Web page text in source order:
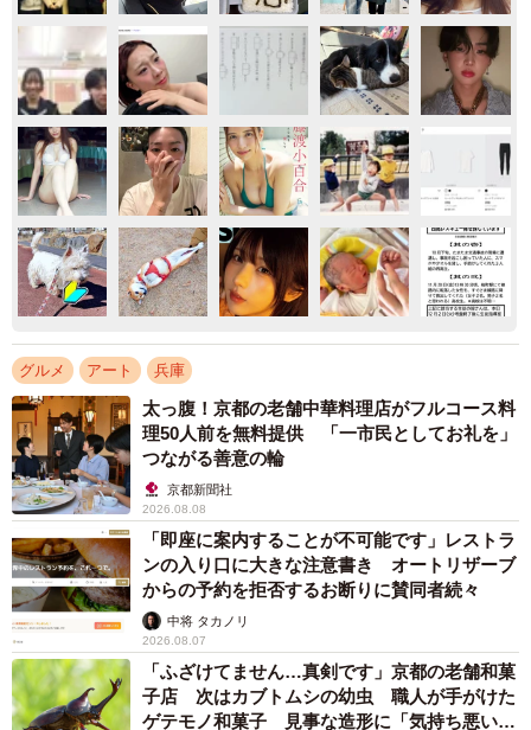
グルメ アート 兵庫
太っ腹！京都の老舗中華料理店がフルコース料
理50人前を無料提供 「一市民としてお礼を」
つながる善意の輪
京都新聞社
2026.08.08
「即座に案内することが不可能です」レストラ
ンの入り口に大きな注意書き オートリザーブ
からの予約を拒否するお断りに賛同者続々
中将 タカノリ
2026.08.07
「ふざけてません…真剣です」京都の老舗和菓
子店 次はカブトムシの幼虫 職人が手がけた
ゲテモノ和菓子 見事な造形に「気持ち悪いく